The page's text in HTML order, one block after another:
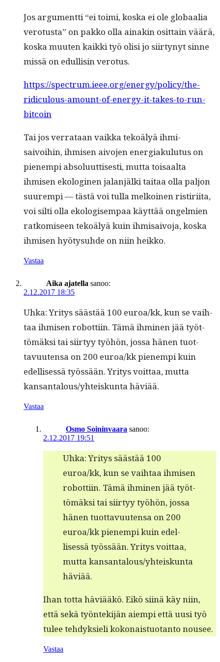
Jos argu­ment­ti “ei toi­mi, kos­ka ei ole globaalia
vero­tus­ta” on pakko olla ainakin osit­tain väärä,
kos­ka muuten kaik­ki työ olisi jo siir­tynyt sinne
mis­sä on edullisin verotus.
https://spectrum.ieee.org/energy/policy/the-
ridiculous-amount-of-energy-it-takes-to-run-
bitcoin
Tai jos ver­rataan vaik­ka tekoä­lyä ihmi­
saivoihin, ihmisen aivo­jen ener­giaku­lu­tus on
pienem­pi absolu­ut­tis­es­ti, mut­ta toisaal­ta
ihmisen ekologi­nen jalan­jäl­ki taitaa olla paljon
suurem­pi — tästä voi tul­la melkoinen ris­tiri­ita,
voi silti olla ekol­o­gisem­paa käyt­tää ongelmien
ratkomiseen tekoä­lyä kuin ihmi­saivo­ja, kos­ka
ihmisen hyö­ty­suhde on niin heikko.
Vastaa
Aika ajatella sanoo:
2.12.2017 18:35
Uhka: Yri­tys säästää 100 euroa/kk, kun se vai­h­
taa ihmisen robot­ti­in. Tämä ihmi­nen jää työt­
tömäk­si tai siir­tyy työhön, jos­sa hänen tuot­
tavuuten­sa on 200 euroa/kk pienem­pi kuin
edel­lisessä työssään. Yri­tys voit­taa, mut­ta
kansantalous/yhteiskunta häviää.
Vastaa
Osmo Soininvaara sanoo:
2.12.2017 19:51
Uhka: Yri­tys säästää 100
euroa/kk, kun se vai­h­taa ihmisen
robot­ti­in. Tämä ihmi­nen jää työt­
tömäk­si tai siir­tyy työhön, jos­sa
hänen tuot­tavuuten­sa on 200
euroa/kk pienem­pi kuin edel­
lisessä työssään. Yri­tys voit­taa,
mut­ta kansantalous/yhteiskunta
häviää.
Ihan tot­ta häviääkö. Eikö siinä käy niin,
että sekä työn­tek­i­jän aiem­pi että uusi työ
tulee tehdyk­sieli kokon­ais­tuotan­to nousee.
Vastaa